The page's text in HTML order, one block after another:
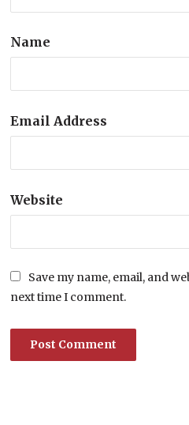
Name
Email Address
Website
Save my name, email, and
next time I comment.